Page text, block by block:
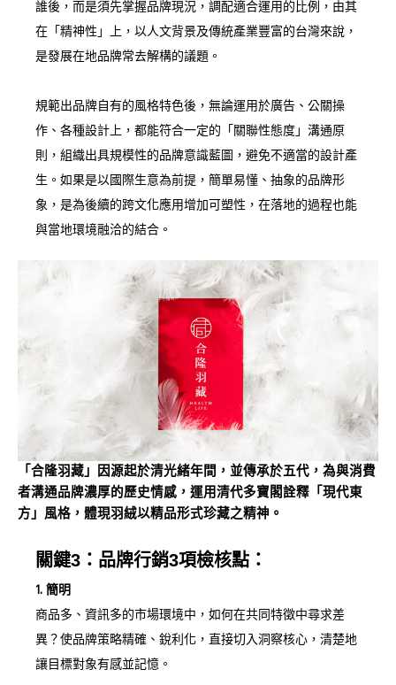
誰後，而是須先掌握品牌現況，調配適合運用的比例，由其
在「精神性」上，以人文背景及傳統產業豐富的台灣來說，
是發展在地品牌常去解構的議題。
規範出品牌自有的風格特色後，無論運用於廣告、公關操
作、各種設計上，都能符合一定的「關聯性態度」溝通原
則，組織出具規模性的品牌意識藍圖，避免不適當的設計產
生。如果是以國際生意為前提，簡單易懂、抽象的品牌形
象，是為後續的跨文化應用增加可塑性，在落地的過程也能
與當地環境融洽的結合。
「合隆羽藏」因源起於清光緒年間，並傳承於五代，為與消費
者溝通品牌濃厚的歷史情感，運用清代多寶閣詮釋「現代東
方」風格，體現羽絨以精品形式珍藏之精神。
關鍵3：品牌行銷3項檢核點：
1. 簡明
商品多、資訊多的市場環境中，如何在共同特徵中尋求差
異？使品牌策略精確、銳利化，直接切入洞察核心，清楚地
讓目標對象有感並記憶。